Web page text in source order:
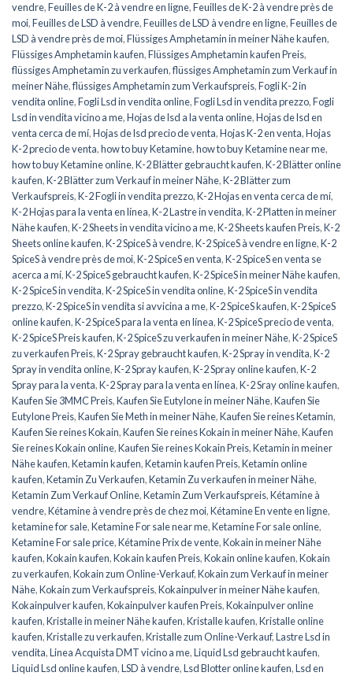
vendre,Feuilles de K-2 à vendre en ligne,Feuilles de K-2 à vendre près de
moi,Feuilles de LSD à vendre,Feuilles de LSD à vendre en ligne,Feuilles de
LSD à vendre près de moi,Flüssiges Amphetamin in meiner Nähe kaufen,
Flüssiges Amphetamin kaufen,Flüssiges Amphetamin kaufen Preis,
flüssiges Amphetamin zu verkaufen,flüssiges Amphetamin zum Verkauf in
meiner Nähe,flüssiges Amphetamin zum Verkaufspreis,Fogli K-2 in
vendita online,Fogli Lsd in vendita online,Fogli Lsd in vendita prezzo,Fogli
Lsd in vendita vicino a me,Hojas de lsd a la venta online,Hojas de lsd en
venta cerca de mí,Hojas de lsd precio de venta,Hojas K-2 en venta,Hojas
K-2 precio de venta,how to buy Ketamine,how to buy Ketamine near me,
how to buy Ketamine online,K-2 Blätter gebraucht kaufen,K-2 Blätter online
kaufen,K-2 Blätter zum Verkauf in meiner Nähe,K-2 Blätter zum
Verkaufspreis,K-2 Fogli in vendita prezzo,K-2 Hojas en venta cerca de mí,
K-2 Hojas para la venta en línea,K-2 Lastre in vendita,K-2 Platten in meiner
Nähe kaufen,K-2 Sheets in vendita vicino a me,K-2 Sheets kaufen Preis,K-2
Sheets online kaufen,K-2 SpiceS à vendre,K-2 SpiceS à vendre en ligne,K-2
SpiceS à vendre près de moi,K-2 SpiceS en venta,K-2 SpiceS en venta se
acerca a mí,K-2 SpiceS gebraucht kaufen,K-2 SpiceS in meiner Nähe kaufen,
K-2 SpiceS in vendita,K-2 SpiceS in vendita online,K-2 SpiceS in vendita
prezzo,K-2 SpiceS in vendita si avvicina a me,K-2 SpiceS kaufen,K-2 SpiceS
online kaufen,K-2 SpiceS para la venta en línea,K-2 SpiceS precio de venta,
K-2 SpiceS Preis kaufen,K-2 SpiceS zu verkaufen in meiner Nähe,K-2 SpiceS
zu verkaufen Preis,K-2 Spray gebraucht kaufen,K-2 Spray in vendita,K-2
Spray in vendita online,K-2 Spray kaufen,K-2 Spray online kaufen,K-2
Spray para la venta,K-2 Spray para la venta en línea,K-2 Sray online kaufen,
Kaufen Sie 3MMC Preis,Kaufen Sie Eutylone in meiner Nähe,Kaufen Sie
Eutylone Preis,Kaufen Sie Meth in meiner Nähe,Kaufen Sie reines Ketamin,
Kaufen Sie reines Kokain,Kaufen Sie reines Kokain in meiner Nähe,Kaufen
Sie reines Kokain online,Kaufen Sie reines Kokain Preis,Ketamin in meiner
Nähe kaufen,Ketamin kaufen,Ketamin kaufen Preis,Ketamin online
kaufen,Ketamin Zu Verkaufen,Ketamin Zu verkaufen in meiner Nähe,
Ketamin Zum Verkauf Online,Ketamin Zum Verkaufspreis,Kétamine à
vendre,Kétamine à vendre près de chez moi,Kétamine En vente en ligne,
ketamine for sale,Ketamine For sale near me,Ketamine For sale online,
Ketamine For sale price,Kétamine Prix de vente,Kokain in meiner Nähe
kaufen,Kokain kaufen,Kokain kaufen Preis,Kokain online kaufen,Kokain
zu verkaufen,Kokain zum Online-Verkauf,Kokain zum Verkauf in meiner
Nähe,Kokain zum Verkaufspreis,Kokainpulver in meiner Nähe kaufen,
Kokainpulver kaufen,Kokainpulver kaufen Preis,Kokainpulver online
kaufen,Kristalle in meiner Nähe kaufen,Kristalle kaufen,Kristalle online
kaufen,Kristalle zu verkaufen,Kristalle zum Online-Verkauf,Lastre Lsd in
vendita,Linea Acquista DMT vicino a me,Liquid Lsd gebraucht kaufen,
Liquid Lsd online kaufen,LSD à vendre,Lsd Blotter online kaufen,Lsd en